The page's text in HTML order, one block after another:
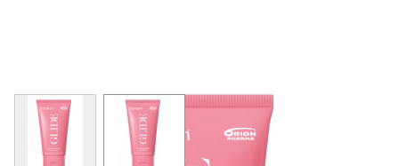
View larger imageView larger image